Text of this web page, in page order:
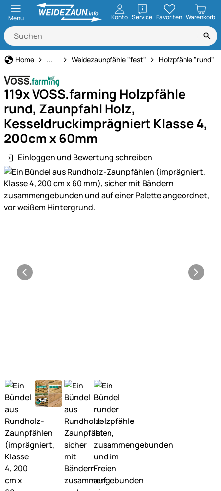
Menu Konto ServiceöffnenFavoriten Warenkorb
Home Weidezaun
... Weidezaunpfähle "fest" Holzpfähle "rund"
119x VOSS.farming Holzpfähle
rund, Zaunpfahl Holz,
Kesseldruckimprägniert Klasse 4,
200cm x 60mm
Einloggen und Bewertung schreiben
Produktgalerie